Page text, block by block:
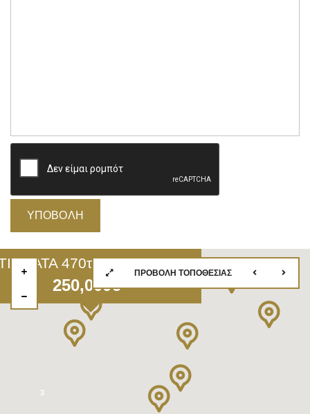
3
ΚΤΙΣΜΑΤΑ 470τ.μ. ΚΕΡΑΜΕΙΑ ΠΕΡΙΟΧΗΣ ΕΥΕΡΓΕΤΟΥΛΑ ΛΕΣΒΟΣ.
250,000€
ΠΡΟΒΟΛΉ ΤΟΠΟΘΕΣΊΑΣ